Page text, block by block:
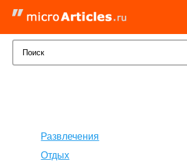
Развлечения
Отдых